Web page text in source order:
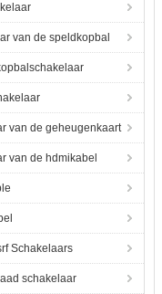
van de speldkopbal
van de geheugenkaart
van de hdmikabel
Schakelaars
schakelaar